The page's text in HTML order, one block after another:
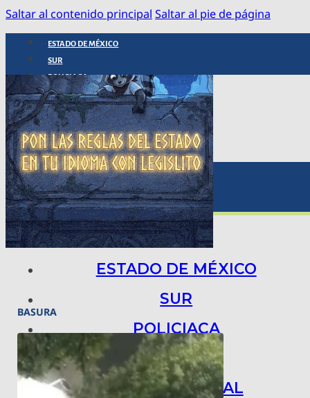
Saltar al contenido principal Saltar al pie de página
ESTADO DE MÉXICO
SUR
POLICIACA
NACIONAL
INTERNACIONAL
ARTE, CIENCIA Y TECNOLOGÍA
COLUMNAS
BAJO LA LUPA
RASTROS Y ROSTROS
VÍNCULOS ANIMALES
ESTADO DE MÉXICO
SUR
POLICIACA
NACIONAL
INTERNACIONAL
BASURA